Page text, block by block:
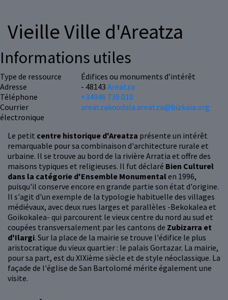
Vieille Ville d'Areatza
Le petit centre historique d'Areatza présente un intérêt
remarquable pour sa combinaison d'architecture rurale et
urbaine. Il se trouve au bord de la rivière Arratia et offre des
maisons typiques et religieuses. Il fut déclaré Bien Culturel
dans la catégorie d'Ensemble Monumentalen 1996,
puisqu'il conserve encore en grande partie son état d'origine.
Il s'agit d'un exemple de la typologie habituelle des villages
médiévaux, avec deux rues larges et parallèles -Bekokalea et
Goikokalea- qui parcourent le vieux centre du nord au sud et
coupées transversalement par les cantons de Zubizarra et
d'Ilargi. Sur la place de la mairie se trouve l'édifice le plus
aristocratique du vieux quartier : le palais Gortazar. La mairie,
pour sa part, est du XIXième siècle et de style néoclassique. La
façade de l'église de San Bartolomé mérite également une
visite.
Informations utiles
Type de ressource
Édifices ou monuments d’intérêt
Adresse
- 48143Areatza
Téléphone
+34946 739 010
Courrier
électronique
areatzakoudala.areatza@bizkaia.org